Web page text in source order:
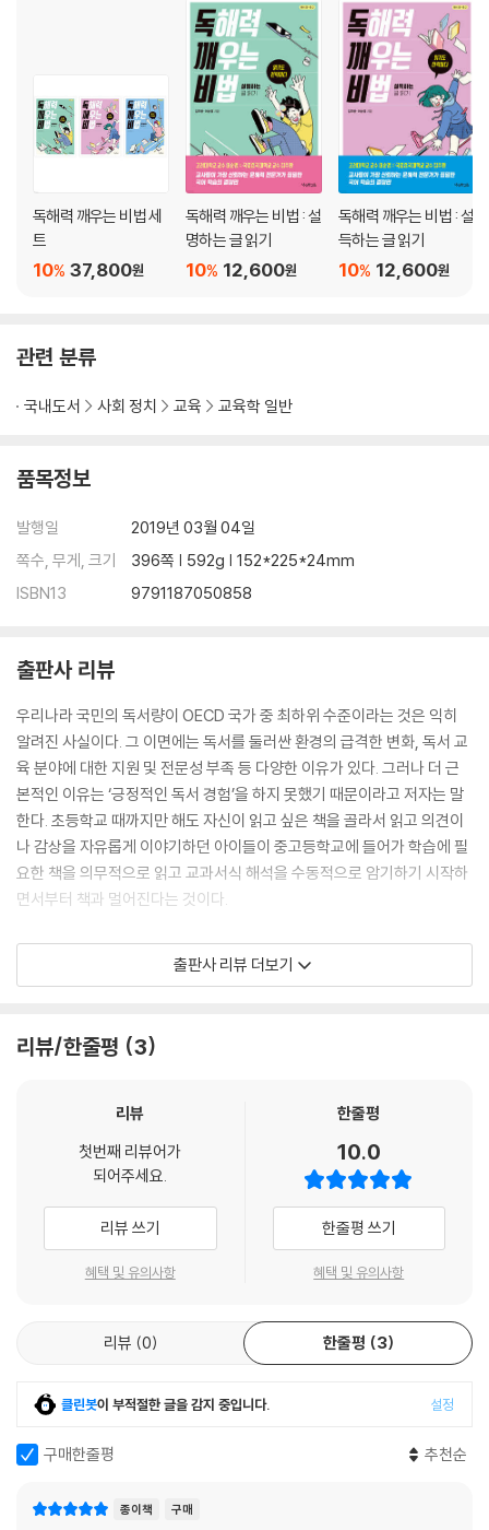
왜 다른 독자들과 토론해야 하는가?
협력적 대화를 위한 규칙 만들기
독서토론의 다양한 방식들
배심원식 독서토론 사례 「꺼삐딴 리」
7장 정보 텍스트 읽고 토론하기
정보 텍스트를 읽는 이유
정보 텍스트의 구조 이해하기
8장 문학 텍스트 읽고 토론하기
읽기에 몰입하도록 지원하기
『돼지책』 읽고 토론하기
9장 읽기와 쓰기의 연계
읽기와 쓰기, 왜 연계해야 할까?
읽기·쓰기를 위한 작문 원리
읽기와 쓰기를 연계시키는 방법들
찾아보기
독해력 깨우는 비법 세
트
37,800원
10%
독해력 깨우는 비법 : 설
명하는 글 읽기
12,600원
10%
독해력 깨우는 비법 : 설
득하는 글 읽기
12,600원
10%
관련 분류
국내도서 사회 정치 교육 교육학 일반
품목정보
발행일
2019년 03월 04일
쪽수, 무게, 크기
396쪽 | 592g | 152*225*24mm
ISBN13
9791187050858
출판사 리뷰
우리나라 국민의 독서량이 OECD 국가 중 최하위 수준이라는 것은 익히
알려진 사실이다. 그 이면에는 독서를 둘러싼 환경의 급격한 변화, 독서 교
육 분야에 대한 지원 및 전문성 부족 등 다양한 이유가 있다. 그러나 더 근
본적인 이유는 ‘긍정적인 독서 경험’을 하지 못했기 때문이라고 저자는 말
한다. 초등학교 때까지만 해도 자신이 읽고 싶은 책을 골라서 읽고 의견이
나 감상을 자유롭게 이야기하던 아이들이 중고등학교에 들어가 학습에 필
요한 책을 의무적으로 읽고 교과서식 해석을 수동적으로 암기하기 시작하
면서부터 책과 멀어진다는 것이다.
학교에서 독서의 즐거움을 경험하지 못한 아이들이 방과 후 또는 성인이
되어서 스스로 책을 찾아 읽거나 책과 친해지기는 어렵다. 독서 교육의 최
어질 수 있다.
이 책은 이른바 ‘책맹’이 늘어가는 현실에서 학교와 교사가 어떻게 해야 학
지도를 하는 교사들이 미래 사회에 걸맞은 새로운 패러다임의 독서 교육을
준비할 수 있도록 기본 개념부터 구체적인 지도 방법까지 독서 지도의 전
체적인 모습을 이해할 수 있도록 구성했다.
1장에서는 독서 교육의 방향성을 제시하는 한편 기본 개념이라고 할 수 있
이 책에서 소개하고 있는 대부분의 독서 지도 방법은 텍스트와 독자의 상
호작용이라고 하는 이들의 이론에 바탕을 두고 있으므로 이에 대한 정확한
이해가 필요하기 때문이다. 2장에서 소개하고 있는 교실 환경과 독서 워크
숍은 우리나라에서는 아직 생소하지만 영미권에서는 널리 활용되고 있는
문식 환경을 제공해야 하는지 알 수 있을 것이다.
3장부터 6장까지는 독서 지도의 기본적인 요건인 책 선택, 교사의 역할,
출판사 리뷰 더보기
리뷰/한줄평 3
리뷰
첫번째 리뷰어가
되어주세요.
리뷰 쓰기
혜택 및 유의사항
한줄평
10.0
한줄평 쓰기
혜택 및 유의사항
리뷰 0 한줄평 3
클린봇이 부적절한 글을 감지 중입니다. 설정
구매한줄평 추천순
종이책 구매